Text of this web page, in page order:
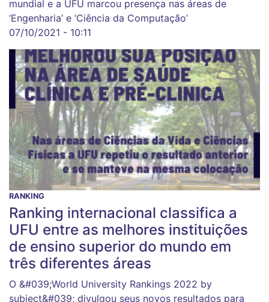
mundial e a UFU marcou presença nas áreas de
‘Engenharia’ e ‘Ciência da Computação’
07/10/2021 - 10:11
RANKING
Ranking internacional classifica a
UFU entre as melhores instituições
de ensino superior do mundo em
três diferentes áreas
O &#039;World University Rankings 2022 by
subject&#039; divulgou seus novos resultados para